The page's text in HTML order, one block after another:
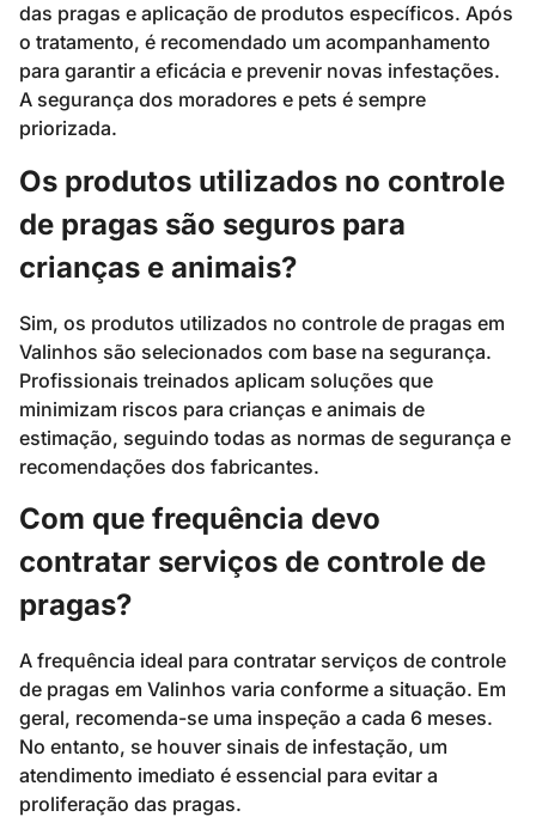
das pragas e aplicação de produtos específicos. Após
o tratamento, é recomendado um acompanhamento
para garantir a eficácia e prevenir novas infestações.
A segurança dos moradores e pets é sempre
priorizada.
Os produtos utilizados no controle
de pragas são seguros para
crianças e animais?
Sim, os produtos utilizados no controle de pragas em
Valinhos são selecionados com base na segurança.
Profissionais treinados aplicam soluções que
minimizam riscos para crianças e animais de
estimação, seguindo todas as normas de segurança e
recomendações dos fabricantes.
Com que frequência devo
contratar serviços de controle de
pragas?
A frequência ideal para contratar serviços de controle
de pragas em Valinhos varia conforme a situação. Em
geral, recomenda-se uma inspeção a cada 6 meses.
No entanto, se houver sinais de infestação, um
atendimento imediato é essencial para evitar a
proliferação das pragas.